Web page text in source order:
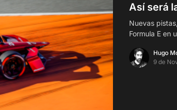
Así será
Nuevas
Formula E en
Hugo
9 de